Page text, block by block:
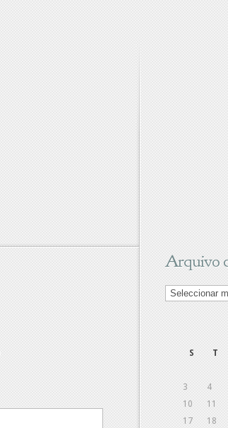
Arquivo
Arquivo
de
S T
3
4
10
11
17
18